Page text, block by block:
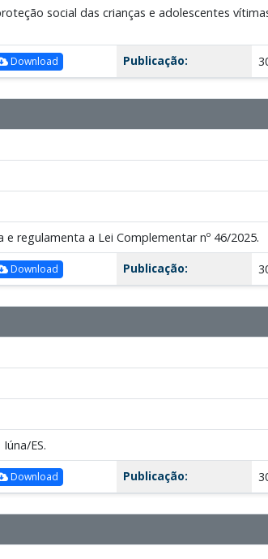
social das crianças e adolescentes
Download Publicação:
regulamenta a Lei Complementar nº 46/2025.
Download Publicação:
ES.
Download Publicação: